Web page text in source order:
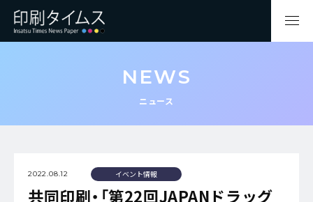
NEWS
ニュース
2022.08.12 イベント情報
共同印刷・「第22回JAPANドラッグ